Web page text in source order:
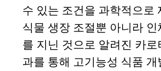
수 있는 조건을 과학적으로
식물 생장 조절뿐 아니라
를 지닌 것으로 알려진 카로
과를 통해 고기능성 식품 개